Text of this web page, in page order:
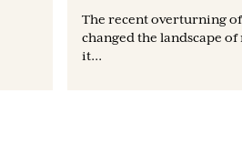
The recent overturning of
changed the landscape
it...